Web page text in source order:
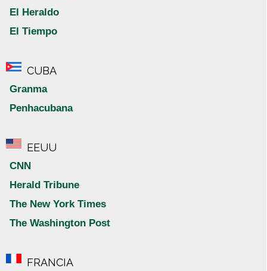
El Heraldo
El Tiempo
CUBA
Granma
Penhacubana
EEUU
CNN
Herald Tribune
The New York Times
The Washington Post
FRANCIA